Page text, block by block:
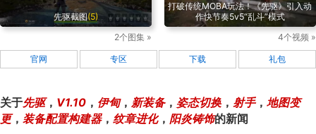
先驱截图(5)
2个图集 »
打破传统MOBA玩法！《先驱》引入动
作快节奏5v5“乱斗”模式
4个视频 »
官网 专区 下载 礼包
关于先驱， V1.10 ， 伊甸， 新装备， 姿态切换， 射手， 地图变
更， 装备配置构建器， 纹章进化， 阳炎铸饰的新闻